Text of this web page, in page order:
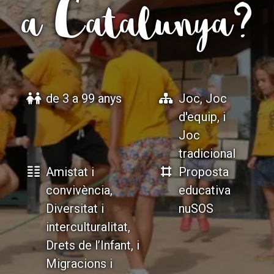
a Catalunya?
de 3 a 99 anys
Joc, Joc
d'equip, i
Joc
tradicional
Amistat i
convivència,
Diversitat i
interculturalitat,
Drets de l’Infant, i
Migracions i
Proposta
educativa
nuSOS
ACCIÓ SOCIAL I JOVES
ESPLAIS
SUPORT TERCER SECTOR
ACCIÓ SOCIAL I JOVES
ESPLAIS
SUPORT TERCER SECTOR